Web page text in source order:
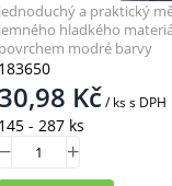
183650
30,98 Kč/ kss DPH
145 - 287 ks
jednoduchý a praktický
jemného hladkého
povrchem modré barvy